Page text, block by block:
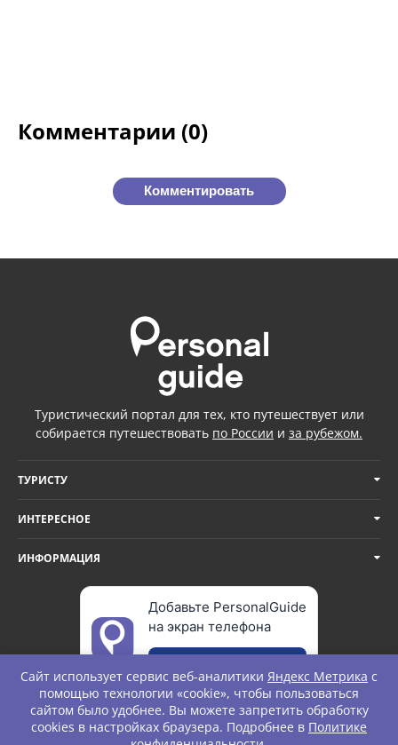
Комментарии (0)
Комментировать
Туристический портал для тех, кто путешествует или
собирается путешествовать по России и за рубежом.
ТУРИСТУ
ИНТЕРЕСНОЕ
ИНФОРМАЦИЯ
Добавьте PersonalGuide
на экран телефона
© Personal Guide. All rights Reserved.
Сайт использует сервис веб-аналитики Яндекс Метрика с
помощью технологии «cookie», чтобы пользоваться
сайтом было удобнее. Вы можете запретить обработку
cookies в настройках браузера. Подробнее в Политике